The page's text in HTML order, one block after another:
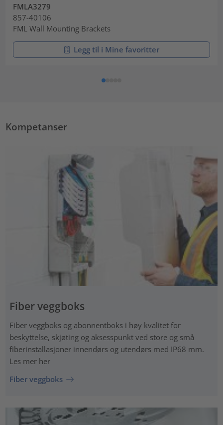
FMLA3279
857-40106
FML Wall Mounting Brackets
Legg til i Mine favoritter
Kompetanser
Fiber veggboks
Fiber veggboks og abonnentboks i høy kvalitet for
beskyttelse, skjøting og aksesspunkt ved store og små
fiberinstallasjoner innendørs og utendørs med IP68 mm.
Les mer her
Fiber veggboks